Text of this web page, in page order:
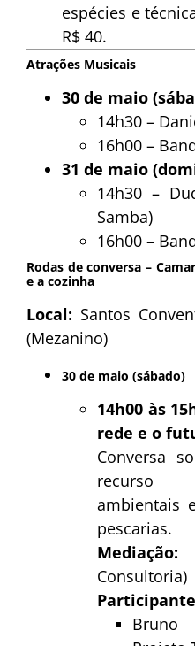
espécies e
R$ 40.
Atrações Musicais
30 de maio
14h30 –
16h00 –
31 de maio
14h30 –
Samba)
16h00 –
Rodas de conversa –
e a cozinha
Local: Santos
(Mezanino)
30 de maio (sábado)
14h00 às
rede e o
Conversa
recurso
ambientais
pescarias.
Mediação:
Consultoria)